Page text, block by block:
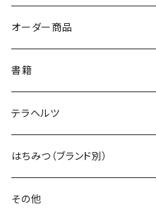
はちみつ
セット商品
オーストラリア
ココナツオイル
コラーゲン
アミノ酸
ビール酵母
オーダー商品
書籍
テラヘルツ
カッサ
はちみつ（ブランド別）
HFL（Honey for Life）
その他